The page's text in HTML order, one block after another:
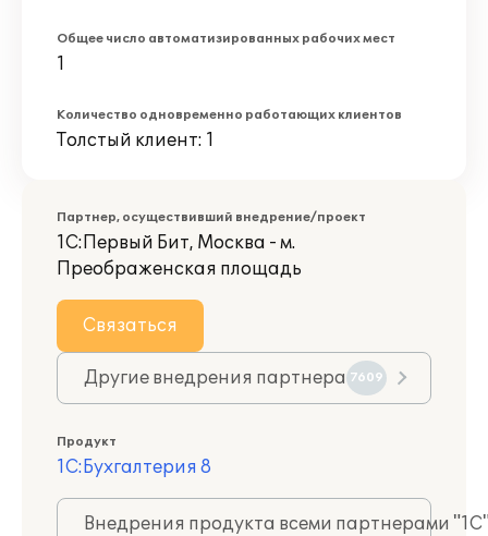
Общее число автоматизированных рабочих мест
1
Количество одновременно работающих клиентов
Толстый клиент: 1
Партнер, осуществивший внедрение/проект
1С:Первый Бит, Москва - м.
Преображенская площадь
Связаться
Другие внедрения партнера 7609
Продукт
1С:Бухгалтерия 8
Внедрения продукта всеми партнерами